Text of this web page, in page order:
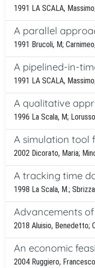
1991 LA SCALA,
A parallel
1991 Brucoli, M;
A pipelined-in-
1991 LA SCALA,
A qualitative
1996 La Scala, M;
A simulation tool
2002 Dicorato, Maria;
A tracking time
1998 La Scala, M.;
Advancements
2018 Aluisio, Benedetto;
An economic
2004 Ruggiero,